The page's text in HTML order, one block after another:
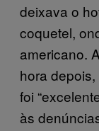
deixava o
coquetel,
americano.
hora
foi
às